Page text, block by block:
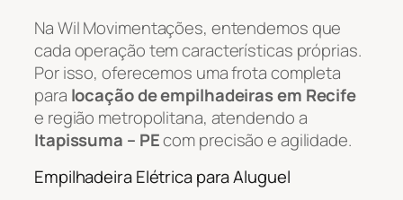
Na Wil Movimentações, entendemos que
cada operação tem características próprias.
Por isso, oferecemos uma frota completa
para locação de empilhadeiras em Recife
e região metropolitana, atendendo a
Itapissuma – PEcom precisão e agilidade.
Empilhadeira Elétrica para Aluguel